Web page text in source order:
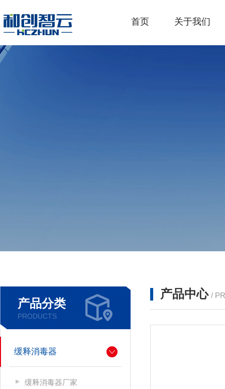
首页 关于我们
产品分类
PRODUCTS
缓释消毒器
缓释消毒器厂家
产品中心 /